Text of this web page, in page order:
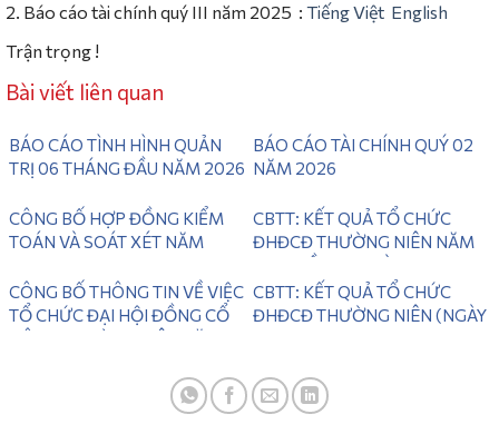
2. Báo cáo tài chính quý III năm 2025 : Tiếng Việt English
Trận trọng !
Bài viết liên quan
BÁO CÁO TÌNH HÌNH QUẢN
TRỊ 06 THÁNG ĐẦU NĂM 2026
BÁO CÁO TÀI CHÍNH QUÝ 02
NĂM 2026
CÔNG BỐ HỢP ĐỒNG KIỂM
TOÁN VÀ SOÁT XÉT NĂM
CBTT: KẾT QUẢ TỔ CHỨC
ĐHĐCĐ THƯỜNG NIÊN NĂM
28/06/2026)
CÔNG BỐ THÔNG TIN VỀ VIỆC
TỔ CHỨC ĐẠI HỘI ĐỒNG CỔ
CBTT: KẾT QUẢ TỔ CHỨC
ĐHĐCĐ THƯỜNG NIÊN (NGÀY